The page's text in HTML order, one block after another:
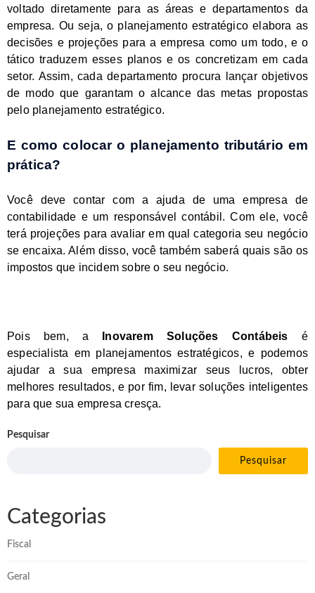
voltado diretamente para as áreas e departamentos da
empresa. Ou seja, o planejamento estratégico elabora as
decisões e projeções para a empresa como um todo, e o
tático traduzem esses planos e os concretizam em cada
setor. Assim, cada departamento procura lançar objetivos
de modo que garantam o alcance das metas propostas
pelo planejamento estratégico.
E como colocar o planejamento tributário em
prática?
Você deve contar com a ajuda de uma empresa de
contabilidade e um responsável contábil. Com ele, você
terá projeções para avaliar em qual categoria seu negócio
se encaixa. Além disso, você também saberá quais são os
impostos que incidem sobre o seu negócio.
Pois bem, a Inovarem Soluções Contábeis é
especialista em planejamentos estratégicos, e podemos
ajudar a sua empresa maximizar seus lucros, obter
melhores resultados, e por fim, levar soluções inteligentes
para que sua empresa cresça.
Pesquisar
Pesquisar
Categorias
Fiscal
Geral